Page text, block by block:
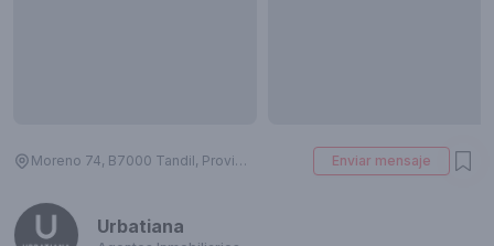
Moreno 74, B7000 Tandil, Provincia de Buenos Aires, Argentina Enviar mensaje
Urbatiana